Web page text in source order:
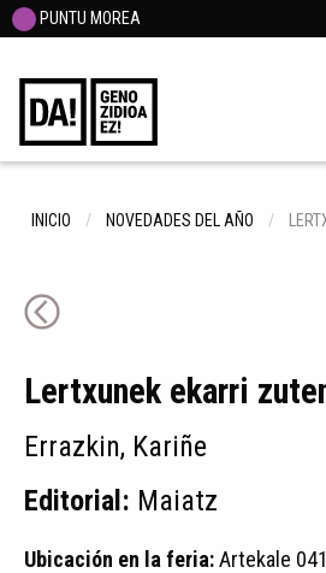
PUNTU MOREA
INICIO NOVEDADES DEL AÑO
Lertxunek ekarri
Errazkin, Kariñe
Editorial: Maiatz
Ubicación en la feria:Artekale 041